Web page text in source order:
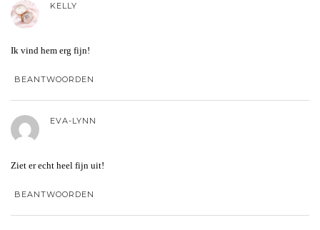
KELLY
Ik vind hem erg fijn!
BEANTWOORDEN
EVA-LYNN
Ziet er echt heel fijn uit!
BEANTWOORDEN